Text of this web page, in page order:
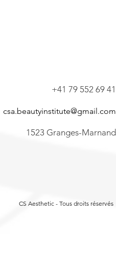
+41 79 552 69 41
csa.beautyinstitute@gmail.com
1523 Granges-Marnand
CS Aesthetic - Tous droits réservés